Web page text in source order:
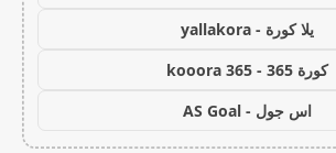
يلا كورة - yallakora
كورة 365 - kooora 365
اس جول - AS Goal